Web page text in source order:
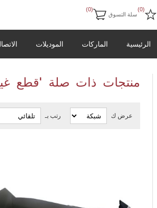
(0)
سلة التسوق
(0)
الرئيسية الماركات الموديلات
منتجات ذات صلة 'قطع
عرض ك رتب بـ